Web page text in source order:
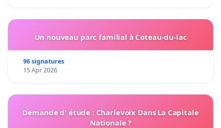
Un nouveau parc familial à Coteau-du-lac
96 signatures
15 Apr 2026
Demande d' étude : Charlevoix Dans La Capitale
Nationale ?